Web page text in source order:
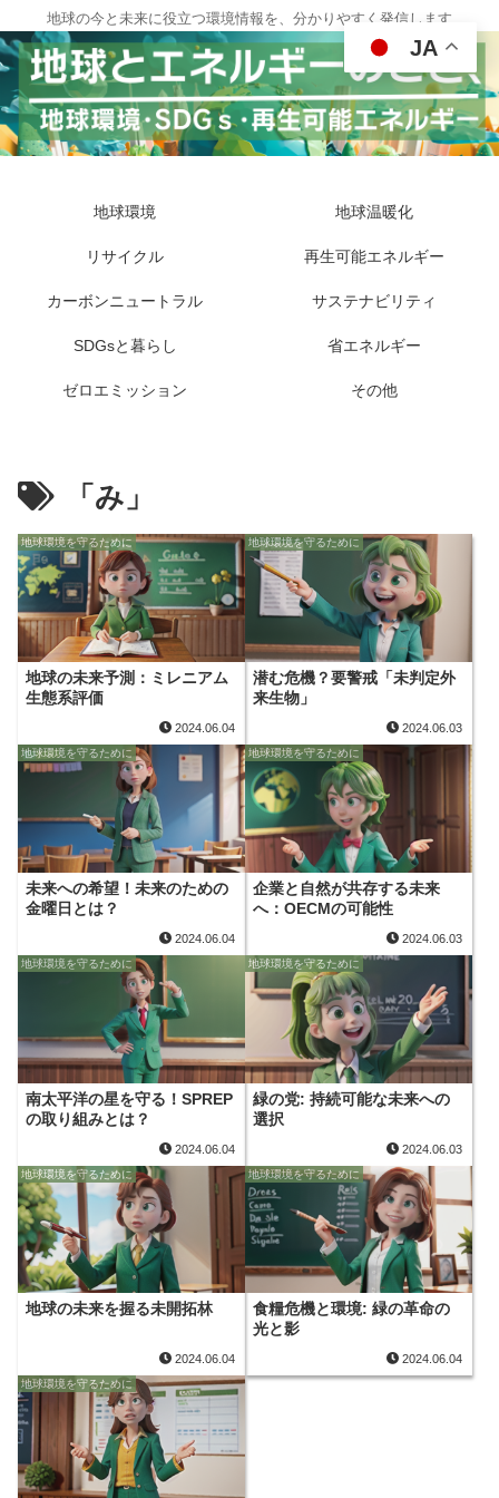
地球の今と未来に役立つ環境情報を、分かりやすく発信します
地球環境 地球温暖化
リサイクル 再生可能エネルギー
カーボンニュートラル サステナビリティ
SDGsと暮らし 省エネルギー
ゼロエミッション その他
「み」
地球環境を守るために
地球の未来予測：ミレニアム
生態系評価
2024.06.04
地球環境を守るために
潜む危機？要警戒「未判定外
来生物」
2024.06.03
地球環境を守るために
未来への希望！未来のための
金曜日とは？
2024.06.04
地球環境を守るために
企業と自然が共存する未来
へ：OECMの可能性
2024.06.03
地球環境を守るために
南太平洋の星を守る！SPREP
の取り組みとは？
2024.06.04
地球環境を守るために
緑の党: 持続可能な未来への
選択
2024.06.03
地球環境を守るために
地球の未来を握る未開拓林
2024.06.04
地球環境を守るために
食糧危機と環境: 緑の革命の
光と影
2024.06.04
地球環境を守るために
JA